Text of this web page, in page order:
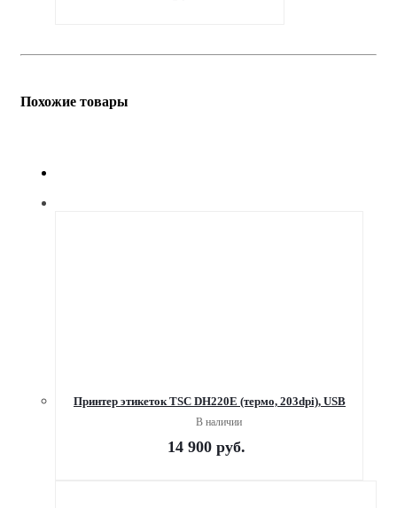
Похожие товары
Принтер этикеток TSC DH220E (термо, 203dpi), USB
В наличии
14 900 руб.